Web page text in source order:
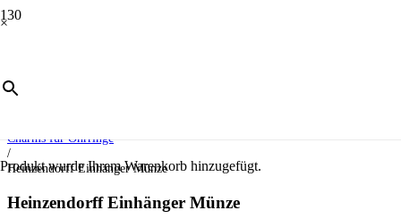
×
Produktwurde Ihrem Warenkorb hinzugefügt.
/
Charms für Ohrringe
/
Heinzendorff Einhänger Münze
Heinzendorff Einhänger Münze